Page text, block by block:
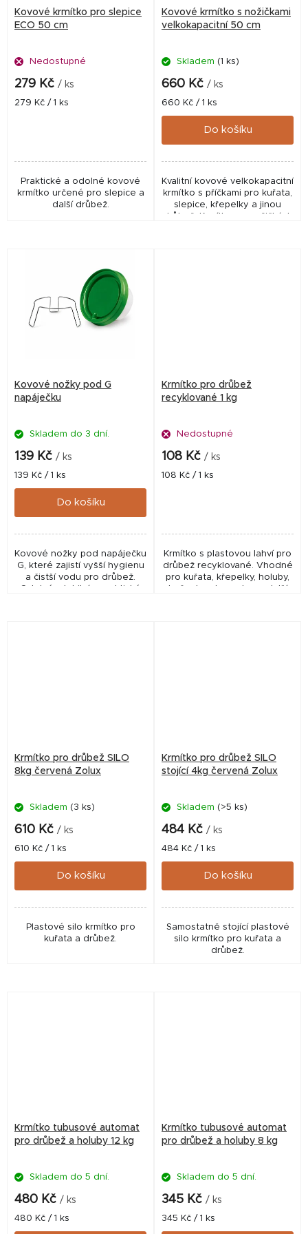
o
Kovové krmítko pro slepice
ECO 50 cm
Nedostupné
279 Kč / ks
Měrná
279 Kč / 1 ks
Praktické a odolné kovové
krmítko určené pro slepice a
další drůbež.
Kovové krmítko s nožičkami
velkokapacitní 50 cm
Skladem (1 ks)
660 Kč / ks
Měrná
cena:
660 Kč / 1 ks
Do košíku
Kvalitní kovové velkokapacitní
krmítko s příčkami pro kuřata,
slepice, křepelky a jinou
drůbež. Krmítko na nožičkách
Kovové nožky pod G
napáječku
Skladem do 3 dní.
139 Kč / ks
Měrná
cena:
139 Kč / 1 ks
Do košíku
Kovové nožky pod napáječku
G, které zajistí vyšší hygienu
a čistší vodu pro drůbež.
Krmítko pro drůbež
recyklované 1 kg
Nedostupné
108 Kč / ks
Měrná
108 Kč / 1 ks
Krmítko s plastovou lahví pro
drůbež recyklované. Vhodné
pro kuřata, křepelky, holuby,
Krmítko pro drůbež SILO
8kg červená Zolux
Skladem (3 ks)
610 Kč / ks
Měrná
cena:
610 Kč / 1 ks
Do košíku
Plastové silo krmítko pro
kuřata a drůbež.
Krmítko pro drůbež SILO
stojící 4kg červená Zolux
Skladem (>5 ks)
484 Kč / ks
Měrná
cena:
484 Kč / 1 ks
Do košíku
Samostatně stojící plastové
silo krmítko pro kuřata a
drůbež.
Krmítko tubusové automat
pro drůbež a holuby 12 kg
Skladem do 5 dní.
480 Kč / ks
Měrná
cena:
480 Kč / 1 ks
Krmítko tubusové automat
pro drůbež a holuby 8 kg
Skladem do 5 dní.
345 Kč / ks
Měrná
cena:
345 Kč / 1 ks